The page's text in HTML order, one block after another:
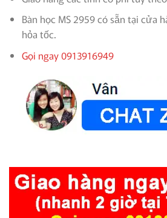
Bàn học MS 2959 có sẵn tại cửa
hỏa tốc.
Gọi ngay 0913916949